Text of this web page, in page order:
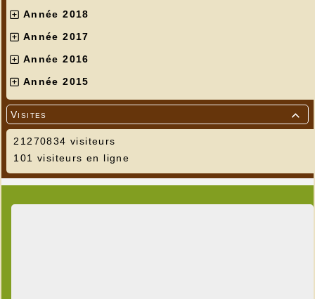
Année 2018
Année 2017
Année 2016
Année 2015

Visites
21270834 visiteurs
101 visiteurs en ligne